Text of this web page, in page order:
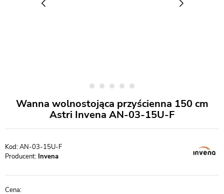
Wanna wolnostojąca przyścienna 150 cm
Astri Invena AN-03-15U-F
AN-03-15U-F
Producent: Invena